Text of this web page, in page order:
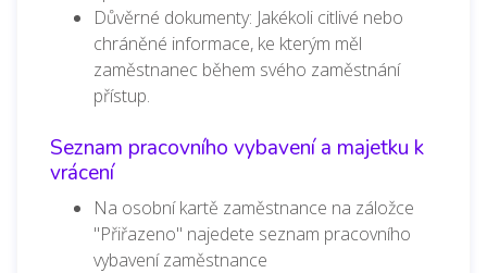
Důvěrné dokumenty: Jakékoli citlivé nebo
chráněné informace, ke kterým měl
zaměstnanec během svého zaměstnání
přístup.
Seznam pracovního vybavení a majetku k
vrácení
Na osobní kartě zaměstnance na záložce
"Přiřazeno" najedete seznam pracovního
vybavení zaměstnance